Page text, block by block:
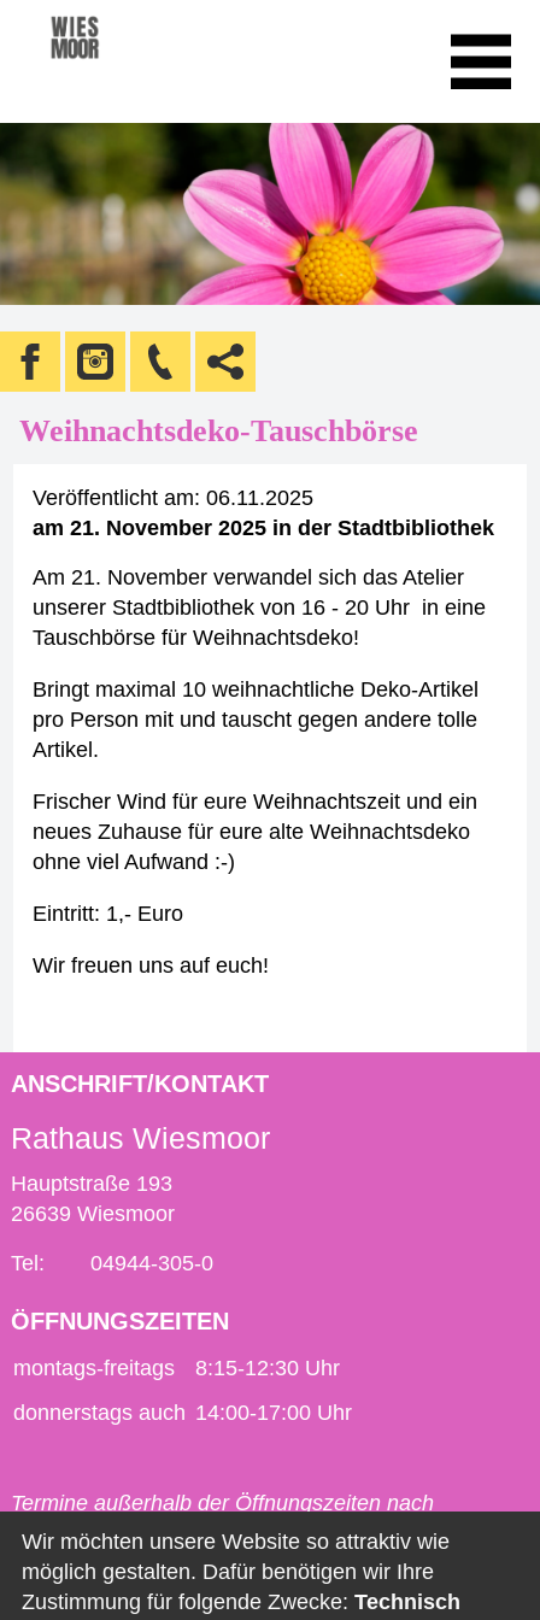
Weihnachtsdeko-Tauschbörse
Veröffentlicht am: 06.11.2025
am 21. November 2025 in der Stadtbibliothek
Am 21. November verwandel sich das Atelier
unserer Stadtbibliothek von 16 - 20 Uhr in eine
Tauschbörse für Weihnachtsdeko!
Bringt maximal 10 weihnachtliche Deko-Artikel
pro Person mit und tauscht gegen andere tolle
Artikel.
Frischer Wind für eure Weihnachtszeit und ein
neues Zuhause für eure alte Weihnachtsdeko
ohne viel Aufwand :-)
Eintritt: 1,- Euro
Wir freuen uns auf euch!
ANSCHRIFT/KONTAKT
Rathaus Wiesmoor
Hauptstraße 193
26639 Wiesmoor
Tel: 04944-305-0
ÖFFNUNGSZEITEN
montags-freitags
8:15-12:30 Uhr
donnerstags auch 14:00-17:00 Uhr
Termine außerhalb der Öffnungszeiten nach
vorheriger Vereinbarung möglich.
Kontakt
Wir möchten unsere Website so attraktiv wie
möglich gestalten. Dafür benötigen wir Ihre
Zustimmung für folgende Zwecke: Technisch